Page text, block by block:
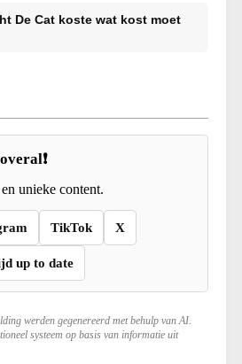
De Cat koste wat kost moet
unieke content.
TikTok X
up to date
werden gegenereerd met behulp van AI.
systeem op basis van informatie uit